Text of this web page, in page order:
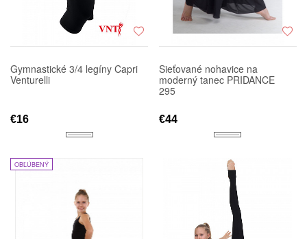
Gymnastické 3/4 legíny Capri
Venturelli
€16
Sieťované nohavice na
moderný tanec PRIDANCE
295
€44
OBĽÚBENÝ